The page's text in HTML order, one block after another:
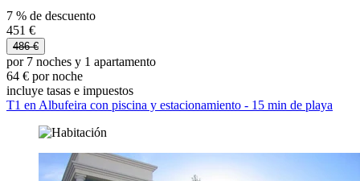
7 % de descuento
451 €
486 €
por 7 noches y 1 apartamento
64 € por noche
incluye tasas e impuestos
T1 en Albufeira con piscina y estacionamiento - 15 min de playa